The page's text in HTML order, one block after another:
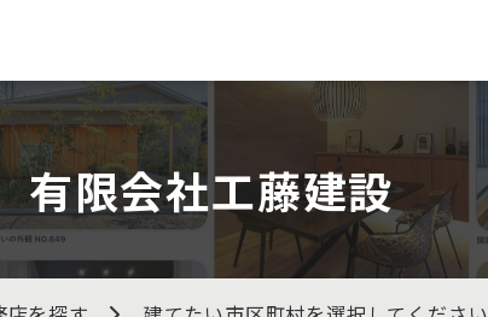
有限会社工藤建設